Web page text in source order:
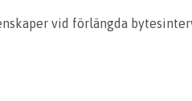
vid förlängda